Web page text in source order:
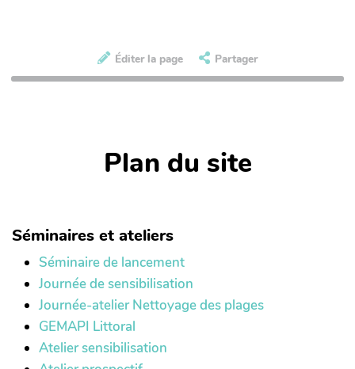
Éditer la page Partager
Plan du site
Séminaires et ateliers
Séminaire de lancement
Journée de sensibilisation
Journée-atelier Nettoyage des plages
GEMAPI Littoral
Atelier sensibilisation